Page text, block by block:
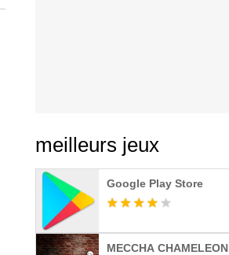
meilleurs jeux
Google Play Store
MECCHA CHAMELEON